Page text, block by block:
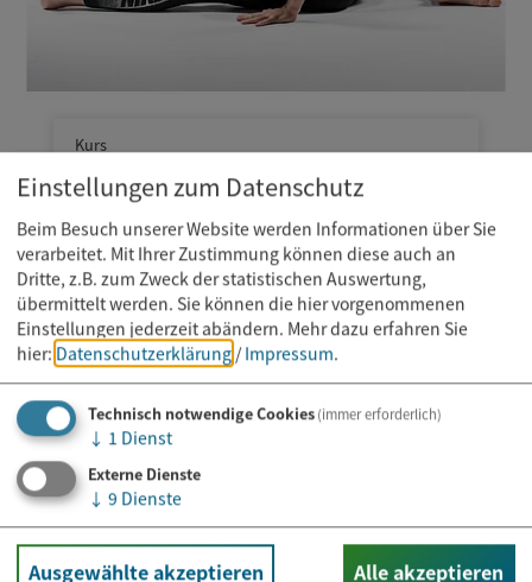
Kurs
Mobility Training
Einstellungen zum Datenschutz
Beim Besuch unserer Website werden Informationen über Sie
verarbeitet. Mit Ihrer Zustimmung können diese auch an
Dritte, z.B. zum Zweck der statistischen Auswertung,
übermittelt werden. Sie können die hier vorgenommenen
Einstellungen jederzeit abändern. Mehr dazu erfahren Sie
hier: Datenschutzerklärung / Impressum.
Technisch notwendige Cookies(immer erforderlich)
↓ 1 Dienst
Externe Dienste
↓ 9 Dienste
Ausgewählte akzeptieren Alle akzeptieren